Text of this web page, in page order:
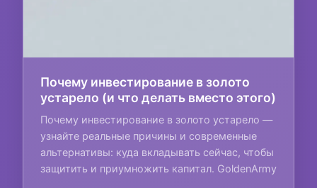
Почему инвестирование в золото
устарело (и что делать вместо этого)
Почему инвестирование в золото устарело —
узнайте реальные причины и современные
альтернативы: куда вкладывать сейчас, чтобы
защитить и приумножить капитал. GoldenArmy